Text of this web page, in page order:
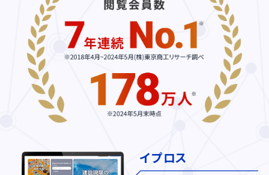
イプロス